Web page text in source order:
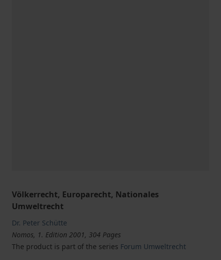
Völkerrecht, Europarecht, Nationales
Umweltrecht
Dr. Peter Schütte
Nomos, 1. Edition 2001, 304 Pages
The product is part of the series Forum Umweltrecht